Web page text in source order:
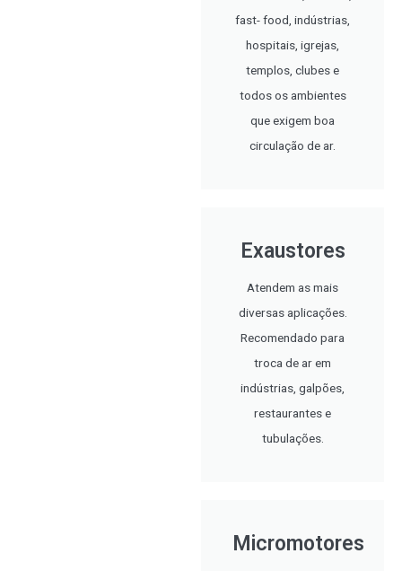
fast- food, indústrias,
hospitais, igrejas,
templos, clubes e
todos os ambientes
que exigem boa
circulação de ar.
Exaustores
Atendem as mais
diversas aplicações.
Recomendado para
troca de ar em
indústrias, galpões,
restaurantes e
tubulações.
Micromotores